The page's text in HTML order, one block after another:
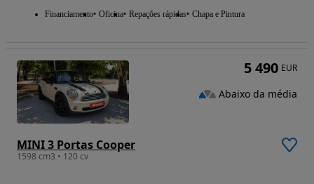
Financiamento Oficina Repações rápidas Chapa e Pintura
MINI 3 Portas Cooper
1598 cm3 • 120 cv
5 490 EUR
Abaixo da média